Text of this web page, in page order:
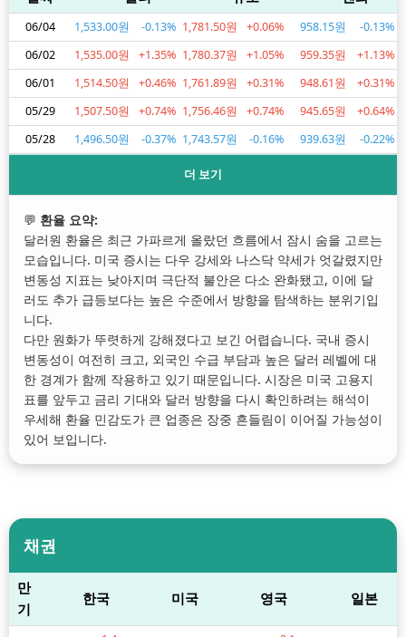
06/04 1,533.00원 -0.13% 1,781.50원 +0.06% 958.15원
-0.13%
06/02
1,535.00원 +1.35% 1,780.37원 +1.05% 959.35원
+1.13%
06/01
1,514.50원 +0.46% 1,761.89원 +0.31% 948.61원
+0.31%
05/29
1,507.50원 +0.74% 1,756.46원 +0.74% 945.65원
+0.64%
05/28
1,496.50원 -0.37% 1,743.57원 -0.16% 939.63원 -0.22%
더 보기
💬 환율 요약:
달러원 환율은 최근 가파르게 올랐던 흐름에서 잠시 숨을 고르는
모습입니다. 미국 증시는 다우 강세와 나스닥 약세가 엇갈렸지만
변동성 지표는 낮아지며 극단적 불안은 다소 완화됐고, 이에 달
러도 추가 급등보다는 높은 수준에서 방향을 탐색하는 분위기입
니다.
다만 원화가 뚜렷하게 강해졌다고 보긴 어렵습니다. 국내 증시
변동성이 여전히 크고, 외국인 수급 부담과 높은 달러 레벨에 대
한 경계가 함께 작용하고 있기 때문입니다. 시장은 미국 고용지
표를 앞두고 금리 기대와 달러 방향을 다시 확인하려는 해석이
우세해 환율 민감도가 큰 업종은 장중 흔들림이 이어질 가능성이
있어 보입니다.
채권
만
기
한국 미국 영국 일본